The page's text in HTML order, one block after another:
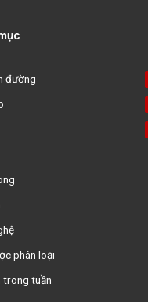
đường
phân loại
trong tuần